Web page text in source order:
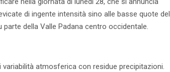
di ingente intensità sino alle basse quote del
della Valle Padana centro occidentale.
atmosferica con residue precipitazioni.